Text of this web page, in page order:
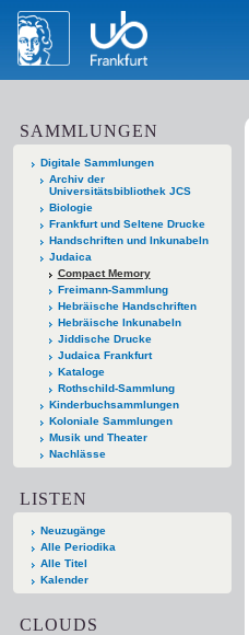
SAMMLUNGEN
Digitale Sammlungen
Archiv der
Universitätsbibliothek JCS
Biologie
Frankfurt und Seltene Drucke
Handschriften und Inkunabeln
Judaica
Compact Memory
Freimann-Sammlung
Hebräische Handschriften
Hebräische Inkunabeln
Jiddische Drucke
Judaica Frankfurt
Kataloge
Rothschild-Sammlung
Kinderbuchsammlungen
Koloniale Sammlungen
Musik und Theater
Nachlässe
LISTEN
Neuzugänge
Alle Periodika
Alle Titel
Kalender
CLOUDS